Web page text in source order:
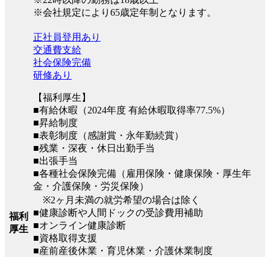
※会社規定により65歳定年制となります。
福利
厚生
正社員登用あり
交通費支給
社会保険完備
研修あり
【福利厚生】
■有給休暇（2024年度 有給休暇取得率77.5%）
■昇給制度
■表彰制度（感謝賞・永年勤続賞）
■残業・深夜・休日出勤手当
■出張手当
■各種社会保険完備（雇用保険・健康保険・厚生年
金・介護保険・労災保険）
※2ヶ月未満の就労希望の場合は除く
■健康診断や人間ドックの受診費用補助
■オンライン健康診断
■資格取得支援
■産前産後休業・育児休業・介護休業制度